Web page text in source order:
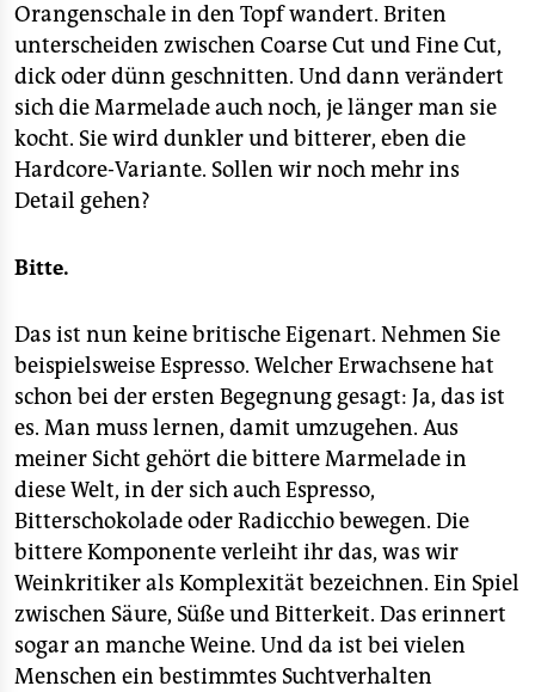
Orangenschale in den Topf wandert. Briten
unterscheiden zwischen Coarse Cut und Fine Cut,
dick oder dünn geschnitten. Und dann verändert
sich die Marmelade auch noch, je länger man sie
kocht. Sie wird dunkler und bitterer, eben die
Hardcore-Variante. Sollen wir noch mehr ins
Detail gehen?
Bitte.
Das ist nun keine britische Eigenart. Nehmen Sie
beispielsweise Espresso. Welcher Erwachsene hat
schon bei der ersten Begegnung gesagt: Ja, das ist
es. Man muss lernen, damit umzugehen. Aus
meiner Sicht gehört die bittere Marmelade in
diese Welt, in der sich auch Espresso,
Bitterschokolade oder Radicchio bewegen. Die
bittere Komponente verleiht ihr das, was wir
Weinkritiker als Komplexität bezeichnen. Ein Spiel
zwischen Säure, Süße und Bitterkeit. Das erinnert
sogar an manche Weine. Und da ist bei vielen
Menschen ein bestimmtes Suchtverhalten